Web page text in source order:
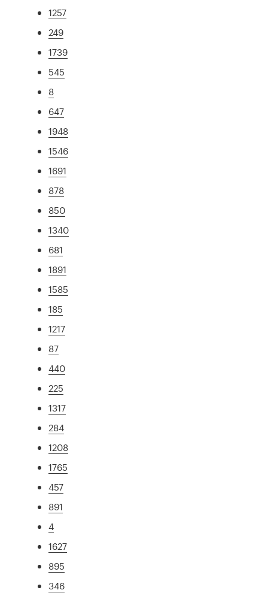
1257
249
1739
545
8
647
1948
1546
1691
878
850
1340
681
1891
1585
185
1217
87
440
225
1317
284
1208
1765
457
891
4
1627
895
346